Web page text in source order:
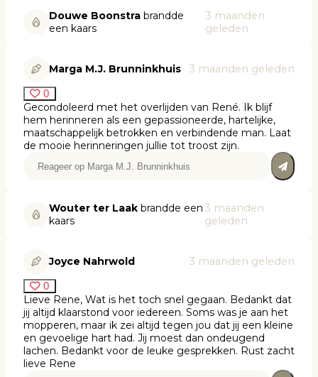
Douwe Boonstra brandde
een kaars
3 maanden
geleden
Marga M.J. Brunninkhuis 3 maanden geleden
0
Gecondoleerd met het overlijden van René. Ik blijf
hem herinneren als een gepassioneerde, hartelijke,
maatschappelijk betrokken en verbindende man. Laat
de mooie herinneringen jullie tot troost zijn.
Wouter ter Laak brandde een
kaars
3 maanden
geleden
Joyce Nahrwold 3 maanden geleden
0
Lieve Rene, Wat is het toch snel gegaan. Bedankt dat
jij altijd klaarstond voor iedereen. Soms was je aan het
mopperen, maar ik zei altijd tegen jou dat jij een kleine
en gevoelige hart had. Jij moest dan ondeugend
lachen. Bedankt voor de leuke gesprekken. Rust zacht
lieve Rene